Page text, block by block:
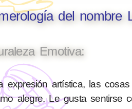
del nombre
Emotiva:
expresión artística, las
alegre. Le gusta sentirse